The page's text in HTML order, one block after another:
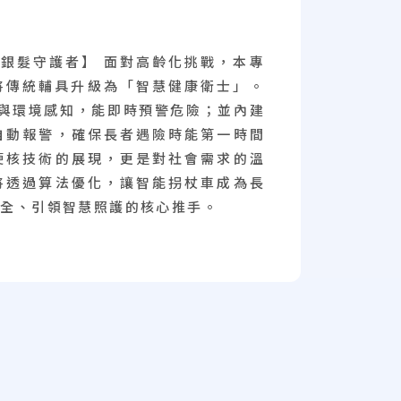
髮守護者】 面對高齡化挑戰，本專
統輔具升級為「智慧健康衛士」。
環境感知，能即時預警危險；並內建
報警，確保長者遇險時能第一時間
技術的展現，更是對社會需求的溫
過算法優化，讓智能拐杖車成為長
、引領智慧照護的核心推手。